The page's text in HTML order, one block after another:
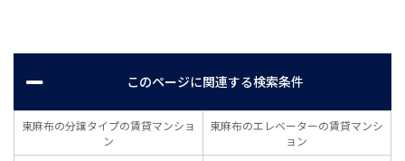
このページに関連する検索条件
東麻布の分譲タイプの賃貸マンショ
ン
東麻布のエレベーターの賃貸マンシ
ョン